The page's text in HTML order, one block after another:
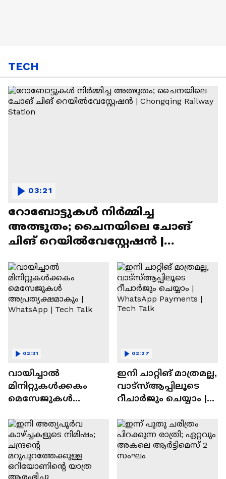
TECH
റോബോട്ടുകൾ നിർമ്മിച്ച
അത്ഭുതം; ചൈനയിലെ ചോങ്
ചിങ് റെയിൽവേസ്റ്റേഷൻ |
03:21
വായിച്ചാൽ
മിനിറ്റുകൾക്കകം
മെസേജുകള്‍
WhatsApp | Tech Talk
02:31
ഇനി ചാറ്റിങ് മാത്രമല്ല,
വാട്‌സ്‌ആപ്പിലൂടെ
റീചാർജും ചെയ്യാം |
Tech Talk
02:27